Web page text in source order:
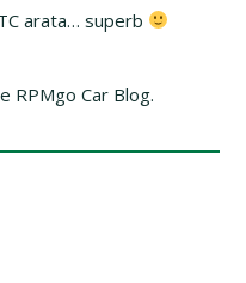
arata… superb
RPMgo Car Blog.